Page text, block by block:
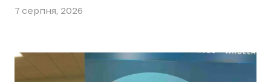
7 серпня, 2026